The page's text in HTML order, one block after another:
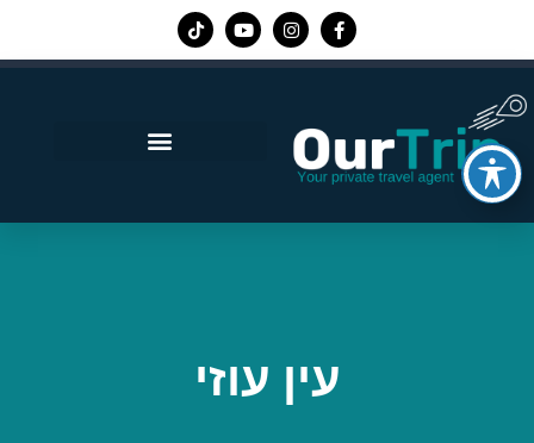
עין עוזי